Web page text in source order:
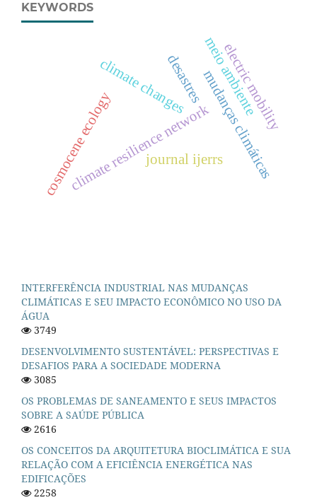
KEYWORDS
journal ijerrs
climate resilience network
cosmocene ecology
climate changes mudanças climáticas
meio ambiente
desastres electric mobility
INTERFERÊNCIA INDUSTRIAL NAS MUDANÇAS
CLIMÁTICAS E SEU IMPACTO ECONÔMICO NO USO DA
ÁGUA
3749
DESENVOLVIMENTO SUSTENTÁVEL: PERSPECTIVAS E
DESAFIOS PARA A SOCIEDADE MODERNA
3085
OS PROBLEMAS DE SANEAMENTO E SEUS IMPACTOS
SOBRE A SAÚDE PÚBLICA
2616
OS CONCEITOS DA ARQUITETURA BIOCLIMÁTICA E SUA
RELAÇÃO COM A EFICIÊNCIA ENERGÉTICA NAS
EDIFICAÇÕES
2258